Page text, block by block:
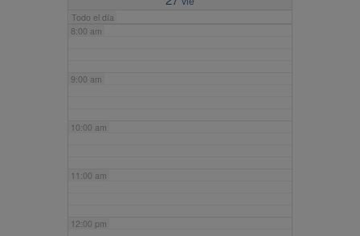
Todo el día
8:00 am
9:00 am
10:00 am
11:00 am
12:00 pm